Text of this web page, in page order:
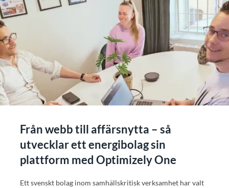
Från webb till affärsnytta – så
utvecklar ett energibolag sin
plattform med Optimizely One
Ett svenskt bolag inom samhällskritisk verksamhet har valt